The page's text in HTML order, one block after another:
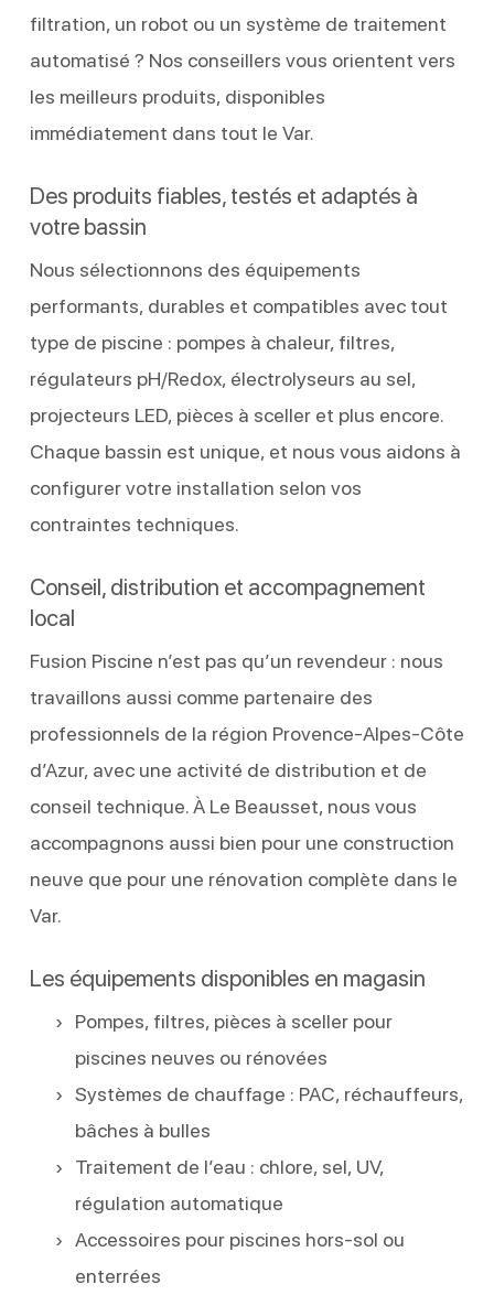
filtration, un robot ou un système de traitement
automatisé ? Nos conseillers vous orientent vers
les meilleurs produits, disponibles
immédiatement dans tout le Var.
Des produits fiables, testés et adaptés à
votre bassin
Nous sélectionnons des équipements
performants, durables et compatibles avec tout
type de piscine : pompes à chaleur, filtres,
régulateurs pH/Redox, électrolyseurs au sel,
projecteurs LED, pièces à sceller et plus encore.
Chaque bassin est unique, et nous vous aidons à
configurer votre installation selon vos
contraintes techniques.
Conseil, distribution et accompagnement
local
Fusion Piscine n’est pas qu’un revendeur : nous
travaillons aussi comme partenaire des
professionnels de la région Provence-Alpes-Côte
d’Azur, avec une activité de distribution et de
conseil technique. À Le Beausset, nous vous
accompagnons aussi bien pour une construction
neuve que pour une rénovation complète dans le
Var.
Les équipements disponibles en magasin
Pompes, filtres, pièces à sceller pour
piscines neuves ou rénovées
Systèmes de chauffage : PAC, réchauffeurs,
bâches à bulles
Traitement de l’eau : chlore, sel, UV,
régulation automatique
Accessoires pour piscines hors-sol ou
enterrées